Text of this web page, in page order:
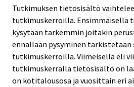
Tutkimuksen tietosisältö
tutkimuskerroilla. Ensimmäisellä
kysytään tarkemmin joitakin
ennallaan pysyminen tarkistetaan
tutkimuskerroilla. Viimeisellä eli
tutkimuskerralla tietosisältö on
on kotitalousosa ja vuosittain eri